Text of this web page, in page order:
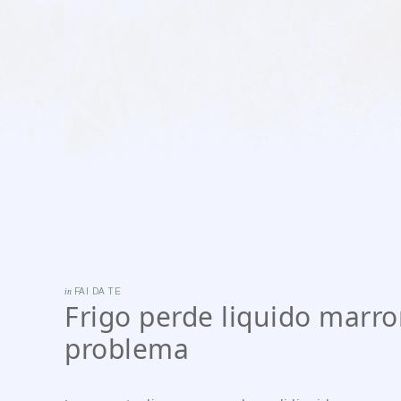
in FAI DA TE
Frigo perde liquido
problema